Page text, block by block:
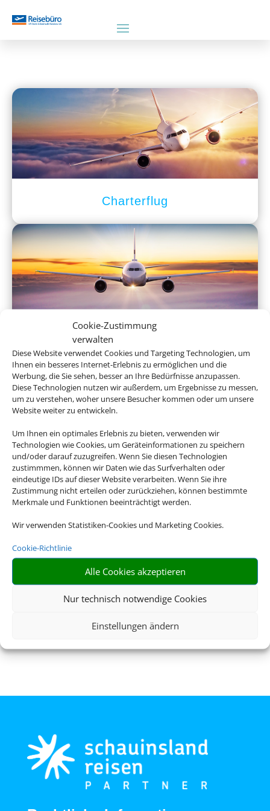
Cookie-Zustimmung
verwalten
Diese Website verwendet Cookies und Targeting Technologien, um
Ihnen ein besseres Internet-Erlebnis zu ermöglichen und die
Werbung, die Sie sehen, besser an Ihre Bedürfnisse anzupassen.
Diese Technologien nutzen wir außerdem, um Ergebnisse zu messen,
um zu verstehen, woher unsere Besucher kommen oder um unsere
Website weiter zu entwickeln.
Um Ihnen ein optimales Erlebnis zu bieten, verwenden wir
Technologien wie Cookies, um Geräteinformationen zu speichern
und/oder darauf zuzugreifen. Wenn Sie diesen Technologien
zustimmmen, können wir Daten wie das Surfverhalten oder
eindeutige IDs auf dieser Website verarbeiten. Wenn Sie ihre
Zustimmung nicht erteilen oder zurückziehen, können bestimmte
Merkmale und Funktionen beeinträchtigt werden.
Wir verwenden Statistiken-Cookies und Marketing Cookies.
Cookie-Richtlinie
Alle Cookies akzeptieren
Nur technisch notwendige Cookies
Einstellungen ändern
Charterflug
Linienflug
Mietwagen
Flughafenparken